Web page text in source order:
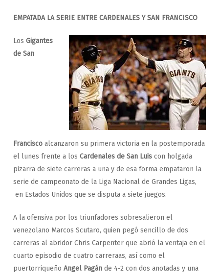
EMPATADA LA SERIE ENTRE CARDENALES Y SAN FRANCISCO
Los Gigantes
de San
Franciscoalcanzaron su primera victoria en la postemporada
el lunes frente a los Cardenales de San Luiscon holgada
pizarra de siete carreras a una y de esa forma empataron la
serie de campeonato de la Liga Nacional de Grandes Ligas,
en Estados Unidos que se disputa a siete juegos.
A la ofensiva por los triunfadores sobresalieron el
venezolano Marcos Scutaro, quien pegó sencillo de dos
carreras al abridor Chris Carpenter que abrió la ventaja en el
cuarto episodio de cuatro carreraas, así como el
puertorriqueño Angel Pagánde 4-2 con dos anotadas y una